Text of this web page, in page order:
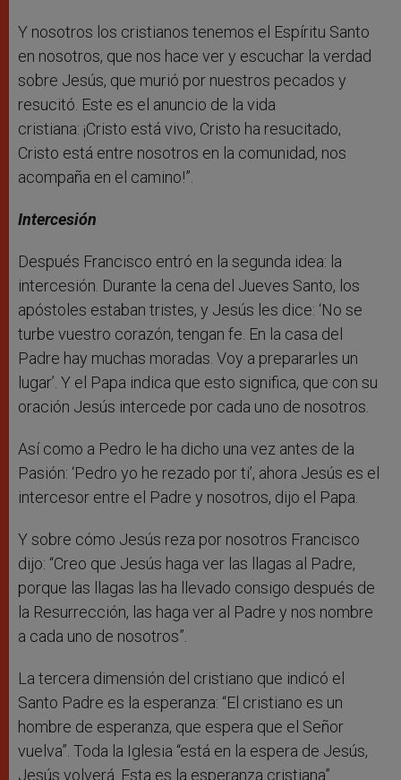
Y nosotros los cristianos tenemos el Espíritu Santo
en nosotros, que nos hace ver y escuchar la verdad
sobre Jesús, que murió por nuestros pecados y
resucitó. Este es el anuncio de la vida
cristiana: ¡Cristo está vivo, Cristo ha resucitado,
Cristo está entre nosotros en la comunidad, nos
acompaña en el camino!”.
Intercesión
Después Francisco entró en la segunda idea: la
intercesión. Durante la cena del Jueves Santo, los
apóstoles estaban tristes, y Jesús les dice: ‘No se
turbe vuestro corazón, tengan fe. En la casa del
Padre hay muchas moradas. Voy a prepararles un
lugar’. Y el Papa indica que esto significa, que con su
oración Jesús intercede por cada uno de nosotros.
Así como a Pedro le ha dicho una vez antes de la
Pasión: ‘Pedro yo he rezado por ti’, ahora Jesús es el
intercesor entre el Padre y nosotros, dijo el Papa.
Y sobre cómo Jesús reza por nosotros Francisco
dijo: “Creo que Jesús haga ver las llagas al Padre,
porque las llagas las ha llevado consigo después de
la Resurrección, las haga ver al Padre y nos nombre
a cada uno de nosotros”.
La tercera dimensión del cristiano que indicó el
Santo Padre es la esperanza: “El cristiano es un
hombre de esperanza, que espera que el Señor
vuelva”. Toda la Iglesia “está en la espera de Jesús,
Jesús volverá. Esta es la esperanza cristiana”.